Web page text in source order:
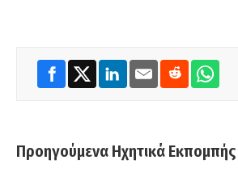
Προηγούμενα Ηχητικά Εκπομπής